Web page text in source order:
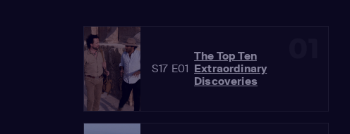
S17 E01
The Top Ten
Extraordinary
Discoveries